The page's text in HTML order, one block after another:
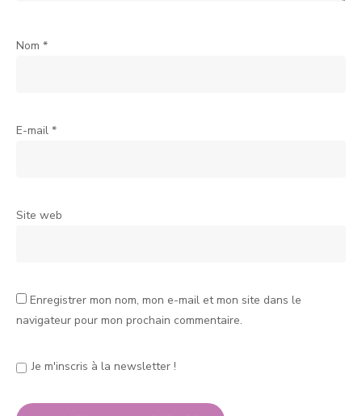
Nom *
E-mail *
Site web
Enregistrer mon nom, mon e-mail et mon site dans le
navigateur pour mon prochain commentaire.
Je m'inscris à la newsletter !